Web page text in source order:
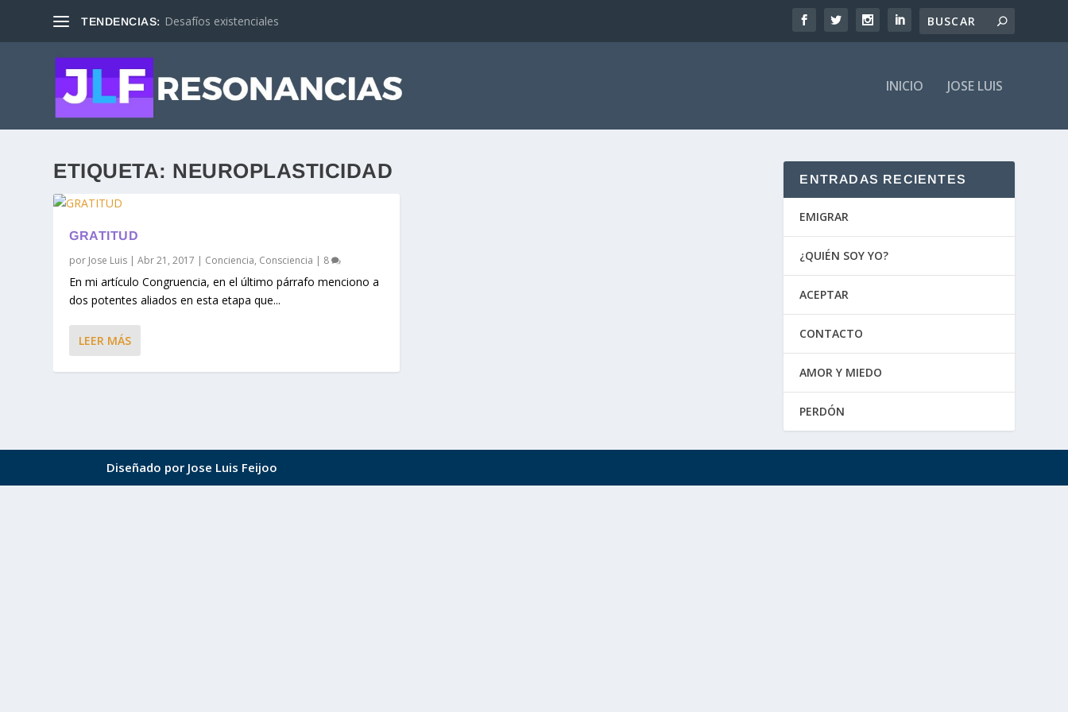
TENDENCIAS: Desafíos existenciales
INICIO JOSE LUIS
ETIQUETA: NEUROPLASTICIDAD
GRATITUD
por Jose Luis |Abr 21, 2017 | Conciencia, Consciencia | 8
En mi artículo Congruencia, en el último párrafo menciono a
dos potentes aliados en esta etapa que...
LEER MÁS
ENTRADAS RECIENTES
EMIGRAR
¿QUIÉN SOY YO?
ACEPTAR
CONTACTO
AMOR Y MIEDO
PERDÓN
Diseñado por Jose Luis Feijoo